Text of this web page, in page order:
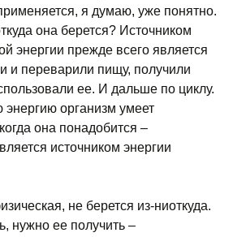
я думаю, уже понятно.
она берется? Источником
энергии прежде всего является
переварили пищу, получили
ее. И дальше по циклу.
организм умеет
она понадобится –
источником энергии
не берется из-ниоткуда.
нужно ее получить –